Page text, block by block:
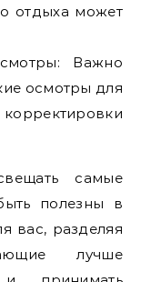
отдыха может
Важно
осмотры для
самые
полезны в
вас, разделяя
лучше